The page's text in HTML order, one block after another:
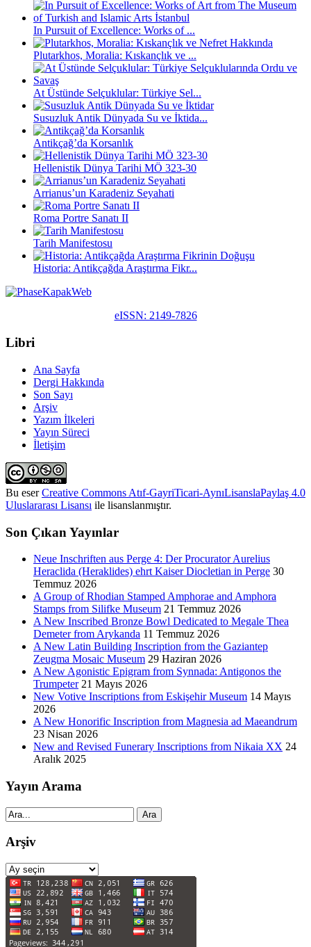
In Pursuit of Excellence: Works of ...
Plutarkhos, Moralia: Kıskançlık ve ...
At Üstünde Selçuklular: Türkiye Sel...
Susuzluk Antik Dünyada Su ve İktida...
Antikçağ’da Korsanlık
Hellenistik Dünya Tarihi MÖ 323-30
Arrianus’un Karadeniz Seyahati
Roma Portre Sanatı II
Tarih Manifestosu
Historia: Antikçağda Araştırma Fikr...
eISSN: 2149-7826
Libri
Ana Sayfa
Dergi Hakkında
Son Sayı
Arşiv
Yazım İlkeleri
Yayın Süreci
İletişim
Bu eserCreative Commons Atıf-GayriTicari-AynıLisanslaPaylaş 4.0
Uluslararası Lisansı ile lisanslanmıştır.
Son Çıkan Yayınlar
Neue Inschriften aus Perge 4: Der Procurator Aurelius
Heraclida (Heraklides) ehrt Kaiser Diocletian in Perge 30
Temmuz 2026
A Group of Rhodian Stamped Amphorae and Amphora
Stamps from Silifke Museum 21 Temmuz 2026
A New Inscribed Bronze Bowl Dedicated to Megale Thea
Demeter from Arykanda 11 Temmuz 2026
A New Latin Building Inscription from the Gaziantep
Zeugma Mosaic Museum 29 Haziran 2026
A New Agonistic Epigram from Synnada: Antigonos the
Trumpeter 21 Mayıs 2026
New Votive Inscriptions from Eskişehir Museum 14 Mayıs
2026
A New Honorific Inscription from Magnesia ad Maeandrum
23 Nisan 2026
New and Revised Funerary Inscriptions from Nikaia XX 24
Aralık 2025
Yayın Arama
Ara
Arşiv
Arşiv